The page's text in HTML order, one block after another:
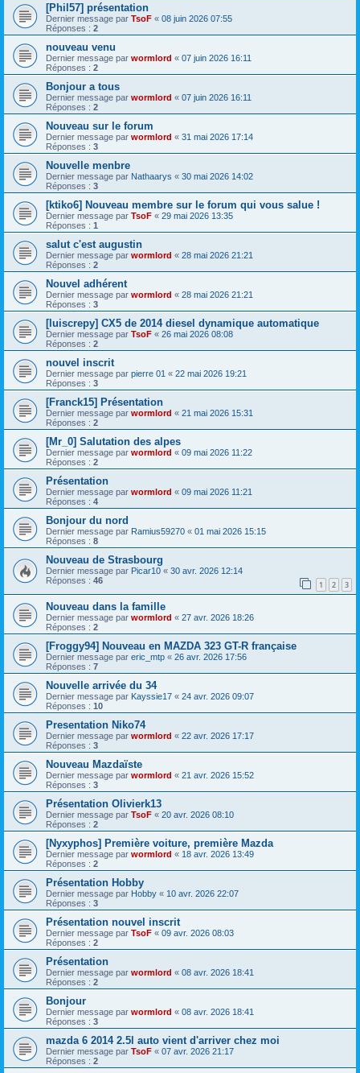
[Phil57] présentation
Dernier message par TsoF « 08 juin 2026 07:55
Réponses : 2
nouveau venu
Dernier message par wormlord « 07 juin 2026 16:11
Réponses : 2
Bonjour a tous
Dernier message par wormlord « 07 juin 2026 16:11
Réponses : 2
Nouveau sur le forum
Dernier message par wormlord « 31 mai 2026 17:14
Réponses : 3
Nouvelle menbre
Dernier message par Nathaarys « 30 mai 2026 14:02
Réponses : 3
[ktiko6] Nouveau membre sur le forum qui vous salue !
Dernier message par TsoF « 29 mai 2026 13:35
Réponses : 1
salut c'est augustin
Dernier message par wormlord « 28 mai 2026 21:21
Réponses : 2
Nouvel adhérent
Dernier message par wormlord « 28 mai 2026 21:21
Réponses : 3
[luiscrepy] CX5 de 2014 diesel dynamique automatique
Dernier message par TsoF « 26 mai 2026 08:08
Réponses : 2
nouvel inscrit
Dernier message par pierre 01 « 22 mai 2026 19:21
Réponses : 3
[Franck15] Présentation
Dernier message par wormlord « 21 mai 2026 15:31
Réponses : 2
[Mr_0] Salutation des alpes
Dernier message par wormlord « 09 mai 2026 11:22
Réponses : 2
Présentation
Dernier message par wormlord « 09 mai 2026 11:21
Réponses : 4
Bonjour du nord
Dernier message par Ramius59270 « 01 mai 2026 15:15
Réponses : 8
Nouveau de Strasbourg
Dernier message par Picar10 « 30 avr. 2026 12:14
Réponses : 46 1 2 3
Nouveau dans la famille
Dernier message par wormlord « 27 avr. 2026 18:26
Réponses : 2
[Froggy94] Nouveau en MAZDA 323 GT-R française
Dernier message par eric_mtp « 26 avr. 2026 17:56
Réponses : 7
Nouvelle arrivée du 34
Dernier message par Kayssie17 « 24 avr. 2026 09:07
Réponses : 10
Presentation Niko74
Dernier message par wormlord « 22 avr. 2026 17:17
Réponses : 3
Nouveau Mazdaïste
Dernier message par wormlord « 21 avr. 2026 15:52
Réponses : 3
Présentation Olivierk13
Dernier message par TsoF « 20 avr. 2026 08:10
Réponses : 2
[Nyxyphos] Première voiture, première Mazda
Dernier message par wormlord « 18 avr. 2026 13:49
Réponses : 2
Présentation Hobby
Dernier message par Hobby « 10 avr. 2026 22:07
Réponses : 3
Présentation nouvel inscrit
Dernier message par TsoF « 09 avr. 2026 08:03
Réponses : 2
Présentation
Dernier message par wormlord « 08 avr. 2026 18:41
Réponses : 2
Bonjour
Dernier message par wormlord « 08 avr. 2026 18:41
Réponses : 3
mazda 6 2014 2.5l auto vient d'arriver chez moi
Dernier message par TsoF « 07 avr. 2026 21:17
Réponses : 2